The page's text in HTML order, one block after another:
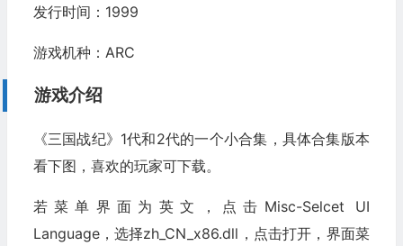
发行时间：1999
游戏机种：ARC
游戏介绍
《三国战纪》1代和2代的一个小合集，具体合集版本
看下图，喜欢的玩家可下载。
若菜单界面为英文，点击Misc-Selcet UI
Language，选择zh_CN_x86.dll，点击打开，界面菜